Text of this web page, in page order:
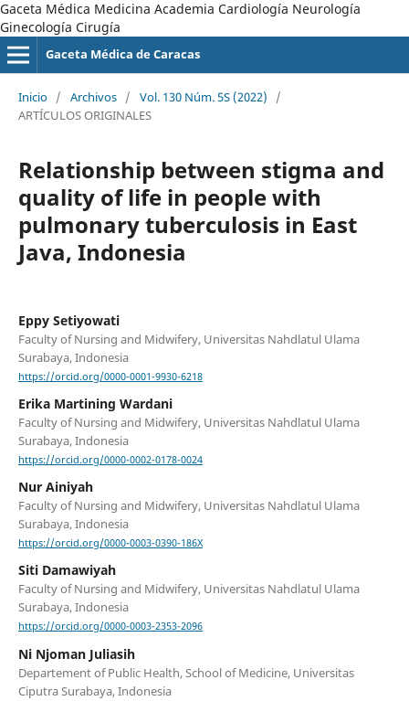
Gaceta Médica Medicina Academia Cardiología Neurología
Ginecología Cirugía
Gaceta Médica de Caracas
Inicio / Archivos / Vol. 130 Núm. 5S (2022)
/
ARTÍCULOS ORIGINALES
Relationship between stigma and
quality of life in people with
pulmonary tuberculosis in East
Java, Indonesia
Eppy Setiyowati
Faculty of Nursing and Midwifery, Universitas Nahdlatul Ulama
Surabaya, Indonesia
https://orcid.org/0000-0001-9930-6218
Erika Martining Wardani
Faculty of Nursing and Midwifery, Universitas Nahdlatul Ulama
Surabaya, Indonesia
https://orcid.org/0000-0002-0178-0024
Nur Ainiyah
Faculty of Nursing and Midwifery, Universitas Nahdlatul Ulama
Surabaya, Indonesia
https://orcid.org/0000-0003-0390-186X
Siti Damawiyah
Faculty of Nursing and Midwifery, Universitas Nahdlatul Ulama
Surabaya, Indonesia
https://orcid.org/0000-0003-2353-2096
Ni Njoman Juliasih
Departement of Public Health, School of Medicine, Universitas
Ciputra Surabaya, Indonesia